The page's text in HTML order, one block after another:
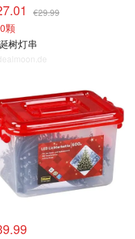
€29.99
颗
树灯串